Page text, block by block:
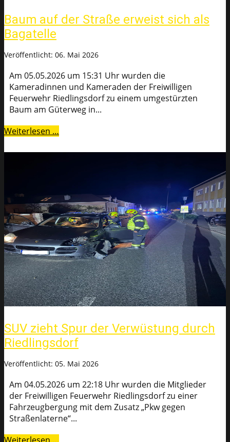
Baum auf der Straße erweist sich als
Bagatelle
Veröffentlicht: 06. Mai 2026
Am 05.05.2026 um 15:31 Uhr wurden die
Kameradinnen und Kameraden der Freiwilligen
Feuerwehr Riedlingsdorf zu einem umgestürzten
Baum am Güterweg in...
Weiterlesen …
SUV zieht Spur der Verwüstung durch
Riedlingsdorf
Veröffentlicht: 05. Mai 2026
Am 04.05.2026 um 22:18 Uhr wurden die Mitglieder
der Freiwilligen Feuerwehr Riedlingsdorf zu einer
Fahrzeugbergung mit dem Zusatz „Pkw gegen
Straßenlaterne“...